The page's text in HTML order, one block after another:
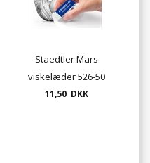
Staedtler Mars
viskelæder 526-50
11,50 DKK